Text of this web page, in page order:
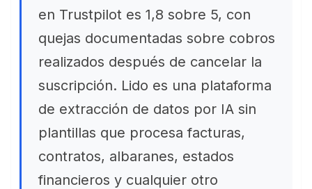
en Trustpilot es 1,8 sobre 5, con
quejas documentadas sobre cobros
realizados después de cancelar la
suscripción. Lido es una plataforma
de extracción de datos por IA sin
plantillas que procesa facturas,
contratos, albaranes, estados
financieros y cualquier otro